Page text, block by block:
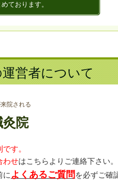
ております。
営者について
院される
灸院
す。
わせはこちらよりご連絡下さい。
に よくあるご質問 を必ずご確